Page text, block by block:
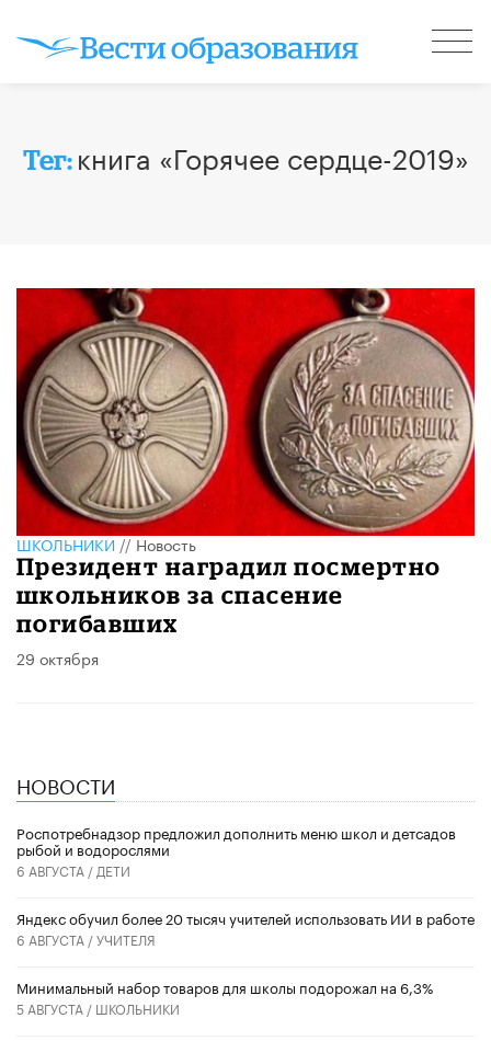
Тег: книга «Горячее сердце-2019»
ШКОЛЬНИКИ//Новость
Президент наградил посмертно
школьников за спасение
погибавших
29 октября
НОВОСТИ
Роспотребнадзор предложил дополнить меню школ и детсадов
рыбой и водорослями
6 АВГУСТА / ДЕТИ
​Яндекс обучил более 20 тысяч учителей использовать ИИ в работе
6 АВГУСТА /УЧИТЕЛЯ
Минимальный набор товаров для школы подорожал на 6,3%
5 АВГУСТА / ШКОЛЬНИКИ